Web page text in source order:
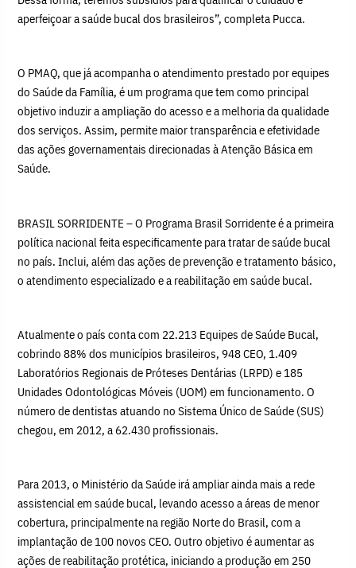
aperfeiçoar a saúde bucal dos brasileiros”, completa Pucca.
O PMAQ, que já acompanha o atendimento prestado por equipes
do Saúde da Família, é um programa que tem como principal
objetivo induzir a ampliação do acesso e a melhoria da qualidade
dos serviços. Assim, permite maior transparência e efetividade
das ações governamentais direcionadas à Atenção Básica em
Saúde.
BRASIL SORRIDENTE – O Programa Brasil Sorridente é a primeira
política nacional feita especificamente para tratar de saúde bucal
no país. Inclui, além das ações de prevenção e tratamento básico,
o atendimento especializado e a reabilitação em saúde bucal.
Atualmente o país conta com 22.213 Equipes de Saúde Bucal,
cobrindo 88% dos municípios brasileiros, 948 CEO, 1.409
Laboratórios Regionais de Próteses Dentárias (LRPD) e 185
Unidades Odontológicas Móveis (UOM) em funcionamento. O
número de dentistas atuando no Sistema Único de Saúde (SUS)
chegou, em 2012, a 62.430 profissionais.
Para 2013, o Ministério da Saúde irá ampliar ainda mais a rede
assistencial em saúde bucal, levando acesso a áreas de menor
cobertura, principalmente na região Norte do Brasil, com a
implantação de 100 novos CEO. Outro objetivo é aumentar as
ações de reabilitação protética, iniciando a produção em 250